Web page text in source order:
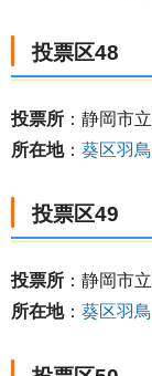
投票区48
投票所 ：静岡市
所在地： 葵区羽
投票区49
投票所 ：静岡市
所在地： 葵区羽